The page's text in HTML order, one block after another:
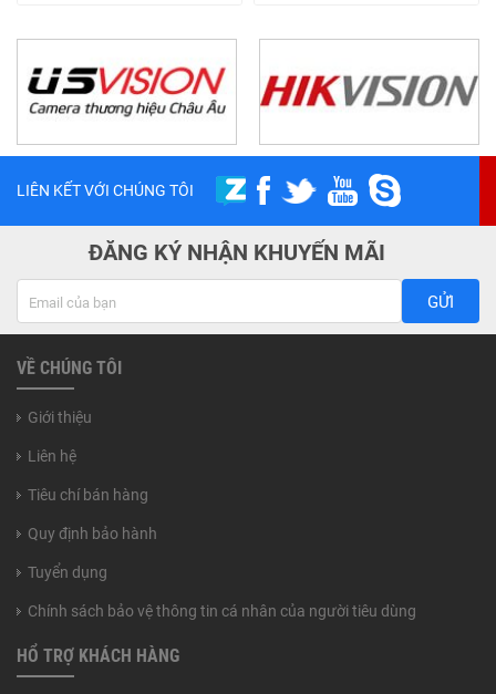
LIÊN KẾT VỚI CHÚNG TÔI
ĐĂNG KÝ NHẬN KHUYẾN MÃI
GỬI
VỀ CHÚNG TÔI
Giới thiệu
Liên hệ
Tiêu chí bán hàng
Quy định bảo hành
Tuyển dụng
Chính sách bảo vệ thông tin cá nhân của người tiêu dùng
HỔ TRỢ KHÁCH HÀNG